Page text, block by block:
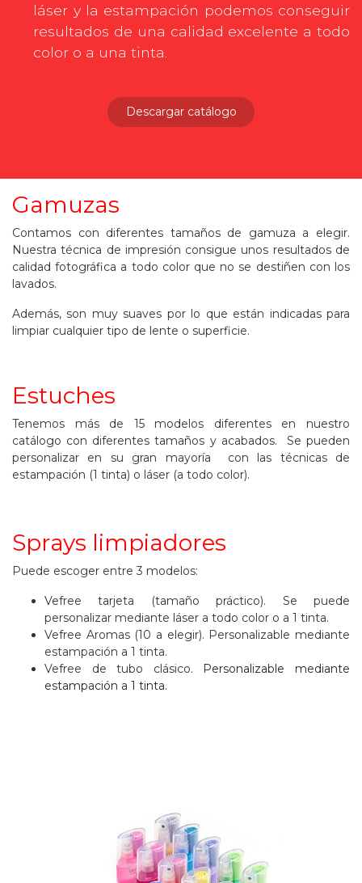
láser y la estampación podemos conseguir
resultados de una calidad excelente a todo
color o a una tinta.
Descargar catálogo
Gamuzas
Contamos con diferentes tamaños de gamuza a elegir.
Nuestra técnica de impresión consigue unos resultados de
calidad fotográfica a todo color que no se destiñen con los
lavados.
Además, son muy suaves por lo que están indicadas para
limpiar cualquier tipo de lente o superficie.
Estuches
Tenemos más de 15 modelos diferentes en nuestro
catálogo con diferentes tamaños y acabados. Se pueden
personalizar en su gran mayoría con las técnicas de
estampación (1 tinta) o láser (a todo color).
Sprays limpiadores
Puede escoger entre 3 modelos:
Vefree tarjeta (tamaño práctico). Se puede
personalizar mediante láser a todo color o a 1 tinta.
Vefree Aromas (10 a elegir). Personalizable mediante
estampación a 1 tinta.
Vefree de tubo clásico.
Personalizable mediante
estampación a 1 tinta.